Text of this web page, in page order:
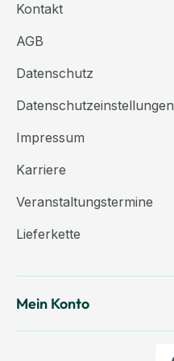
Kontakt
AGB
Datenschutz
Datenschutzeinstellungen
Impressum
Karriere
Veranstaltungstermine
Lieferkette
Mein Konto